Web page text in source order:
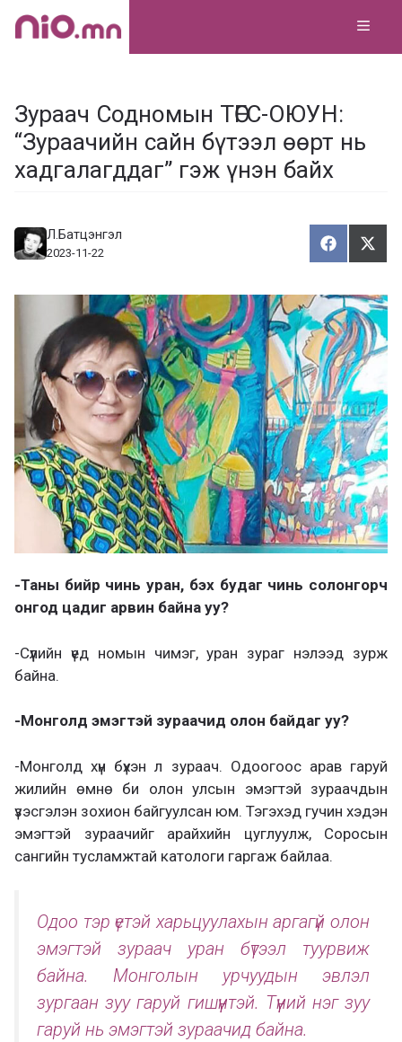
Skip
Зураач Содномын ТӨГС-ОЮУН:
“Зураачийн сайн бүтээл өөрт нь
хадгалагддаг” гэж үнэн байх
Л.Батцэнгэл
2023-11-22
Х
у
а
а
л
ц
а
х
Т
э
э
х
-Таны бийр чинь уран, бэх будаг чинь солонгорч
онгод цадиг арвин байна уу?
-Сүүлийн үед номын чимэг, уран зураг нэлээд зурж
байна.
-Монголд эмэгтэй зураачид олон байдаг уу?
-Монголд хүн бүхэн л зураач. Одоогоос арав гаруй
жилийн өмнө би олон улсын эмэгтэй зураачдын
үзэсгэлэн зохион байгуулсан юм. Тэгэхэд гучин хэдэн
эмэгтэй зураачийг арайхийн цуглуулж, Соросын
сангийн тусламжтай катологи гаргаж байлаа.
Одоо тэр үетэй харьцуулахын аргагүй олон
эмэгтэй зураач уран бүтээл туурвиж
байна. Монголын урчуудын эвлэл
зургаан зуу гаруй гишүүнтэй. Түүний нэг зуу
гаруй нь эмэгтэй зураачид байна.